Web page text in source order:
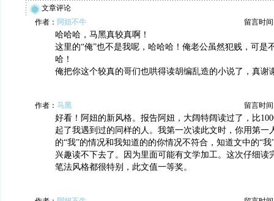
文章评论
作者： 阿妞不牛 留言时间
哈哈哈，马黑真较真啊！
这里的“俺”也不是我呢，哈哈哈！俺老公虽然犯贱，可是
哈！
俺把你这个较真的哥们也哄得读胡编乱造的小说了，真谢
作者： 马黑 留言时间
好看！阿妞的新风格。报告阿妞，大阔特阔读过了，比
起了我遇到过的同样的人。我第一次读此文时，你用第一
的“我”的情况和我知道的的你情况不符合，知道文中的“
兴趣读不下去了。因为里面可能有文学加工。这次仔细读
笔法风格都很特别，此文值一等奖。